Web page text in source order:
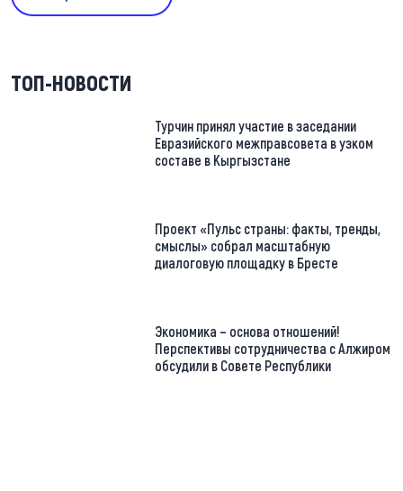
ТОП-НОВОСТИ
Турчин принял участие в заседании
Евразийского межправсовета в узком
составе в Кыргызстане
Проект «Пульс страны: факты, тренды,
смыслы» собрал масштабную
диалоговую площадку в Бресте
Экономика – основа отношений!
Перспективы сотрудничества с Алжиром
обсудили в Совете Республики